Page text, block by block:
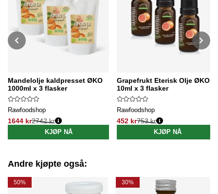
Mandelolje kaldpresset ØKO
1000ml x 3 flasker
Rawfoodshop
1644 kr
Vanlig pris:2742 kr
KJØP NÅ
Grapefrukt Eterisk Olje ØKO
10ml x 3 flasker
Rawfoodshop
452 kr
Vanlig pris:
753 kr
KJØP NÅ
Andre kjøpte også:
50% 30%